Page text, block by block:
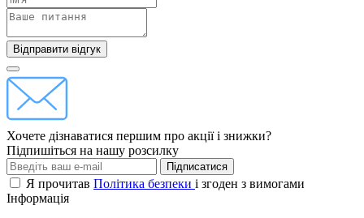
Відправити відгук
Хочете дізнаватися першим про акції і знижки?
Підпишіться на нашу розсилку
Підписатися
Я прочитав Політика безпеки і згоден з вимогами
Інформація